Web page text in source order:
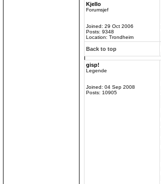
Kjello
Forumsjef
Joined: 29 Oct 2006
Posts: 9348
Location: Trondheim
Back to top
gisp!
Legende
Joined: 04 Sep 2008
Posts: 10905